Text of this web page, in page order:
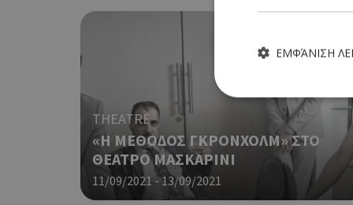
THEATRE
«Η ΜΕΘΟΔΟΣ ΓΚΡΟΝΧΟΛΜ» ΣΤΟ
ΘΕΑΤΡΟ ΜΑΣΚΑΡΙΝΙ
11/09/2021 - 13/09/2021
ΕΜΦΆΝΙΣΗ
Τα απολύτως
ιστότοπος δεν μπορεί